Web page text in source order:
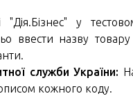
"Дія.Бізнес" у
ввести назву
служби України:
кожного коду.